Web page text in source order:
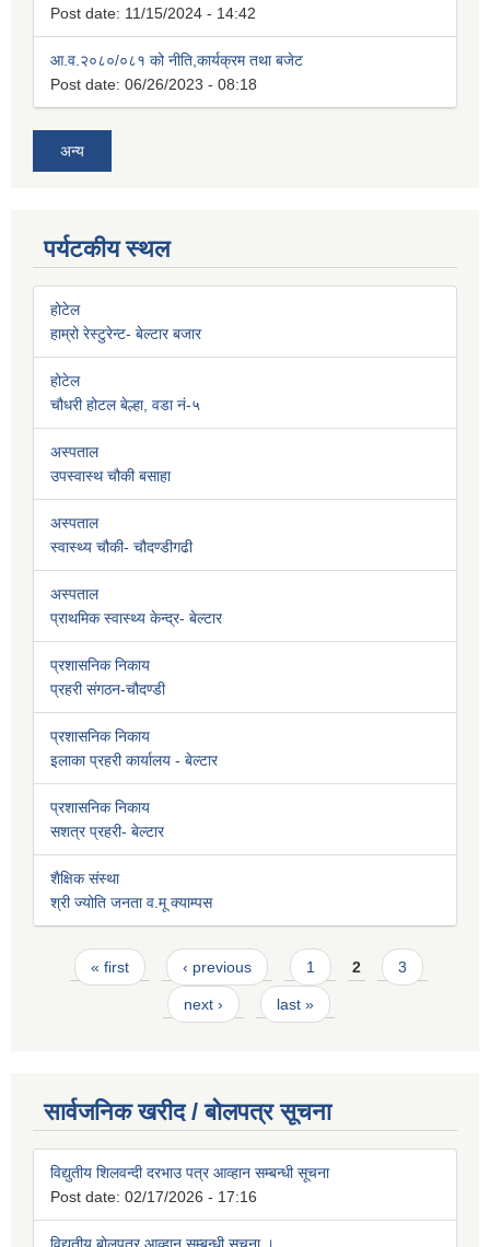
Post date: 11/15/2024 - 14:42
आ.व.२०८०/०८१ को नीति,कार्यक्रम तथा बजेट
Post date: 06/26/2023 - 08:18
अन्य
पर्यटकीय स्थल
होटेल
हाम्रो रेस्टुरेन्ट- बेल्टार बजार
होटेल
चौधरी होटल बेल्हा, वडा नं-५
अस्पताल
उपस्वास्थ चौकी बसाहा
अस्पताल
स्वास्थ्य चौकी- चौदण्डीगढी
अस्पताल
प्राथमिक स्वास्थ्य केन्द्र- बेल्टार
प्रशासनिक निकाय
प्रहरी संगठन-चौदण्डी
प्रशासनिक निकाय
इलाका प्रहरी कार्यालय - बेल्टार
प्रशासनिक निकाय
सशत्र प्रहरी- बेल्टार
शैक्षिक संस्था
श्री ज्योति जनता व.मू क्याम्पस
Pages
« first ‹ previous 1 2 3
next › last »
सार्वजनिक खरीद / बोलपत्र सूचना
विद्युतीय शिलवन्दी दरभाउ पत्र आव्हान सम्बन्धी सूचना
Post date: 02/17/2026 - 17:16
विद्युतीय बोलपत्र आव्हान सम्बन्धी सूचना ।